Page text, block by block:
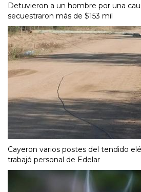
Detuvieron a un hombre por una
secuestraron más de $153 mil
Cayeron varios postes del tendido
trabajó personal de Edelar